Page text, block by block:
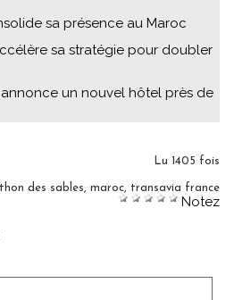
sa présence au Maroc
sa stratégie pour doubler
un nouvel hôtel près de
Lu 1405 fois
des sables, maroc, transavia france
Notez